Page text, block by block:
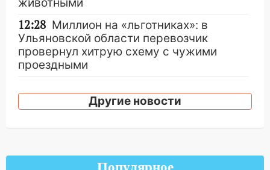
12:28 Миллион на «льготниках»: в
Ульяновской области перевозчик
провернул хитрую схему с чужими
проездными
120 тысяч долгаДругие новости